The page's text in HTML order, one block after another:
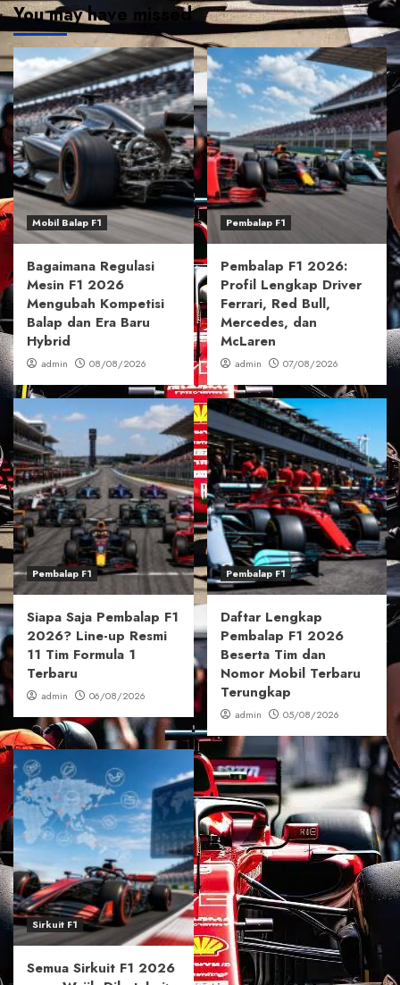
You may have missed
Mobil Balap F1
Bagaimana Regulasi
Mesin F1 2026
Mengubah Kompetisi
Balap dan Era Baru
Hybrid
admin 08/08/2026
Pembalap F1
Pembalap F1 2026:
Profil Lengkap Driver
Ferrari, Red Bull,
Mercedes, dan
McLaren
admin 07/08/2026
Pembalap F1
Siapa Saja Pembalap F1
2026? Line-up Resmi
11 Tim Formula 1
Terbaru
admin 06/08/2026
Pembalap F1
Daftar Lengkap
Pembalap F1 2026
Beserta Tim dan
Nomor Mobil Terbaru
Terungkap
admin 05/08/2026
Sirkuit F1
Semua Sirkuit F1 2026